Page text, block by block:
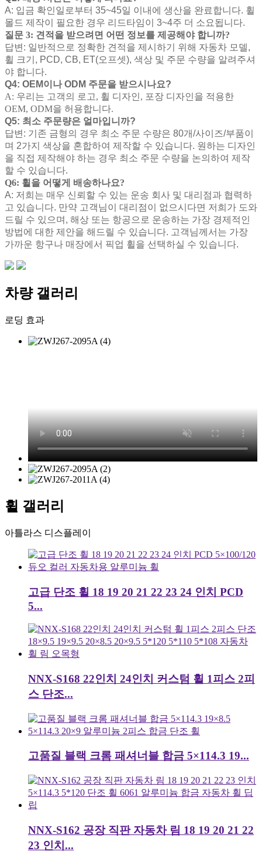
A: 입금 확인일로부터 35~45일 이내에 생산을 완료합니다. 휠
몰드 제작이 필요한 경우 리드타임이 3~4주 더 소요됩니다.
질문 3: 견적을 받으려면 어떤 정보를 제공해야 합니까?
답변: 일반적으로 정확한 견적을 제시하기 위해 자동차 모델,
휠 크기, PCD, CB, ET(오프셋), 색상 및 주문 수량을 알려주셔
야 합니다.
Q4: OEM이나 ODM 주문을 받으시나요?
A: 우리는 고객의 로고, 휠 디자인, 포장 디자인을 적용한
OEM, ODM을 허용합니다.
Q5: 최소 주문량은 얼마입니까?
답변: 기존 금형의 경우 최소 주문 수량은 80개/사이즈/부품이
며 2가지 색상을 혼합하여 제작할 수 있습니다. 원하는 디자인
을 직접 제작해야 하는 경우 최소 주문 수량을 논의하여 제작
할 수 있습니다.
Q6: 휠을 어떻게 배송하나요?
A: 저희는 매우 신뢰할 수 있는 운송 회사 및 대리점과 협력하
고 있습니다. 만약 고객님이 대리점이 없으시다면 저희가 도와
드릴 수 있으며, 해상 또는 항공으로 운송하는 가장 경제적인
방법에 대한 제안을 해드릴 수 있습니다. 고객님께서는 가장
가까운 항구나 매장에서 픽업 휠을 선택하실 수 있습니다.
차량 갤러리
로딩 효과
휠 갤러리
아틀라스 디스플레이
고급 단조 휠 18 19 20 21 22 23 24 인치 PCD
5...
NNX-S168 22인치 24인치 커스텀 휠 1피스 2피
스 단조...
고품질 블랙 크롬 패셔너블 합금 5×114.3 19...
NNX-S162 공장 직판 자동차 림 18 19 20 21 22
23 인치...